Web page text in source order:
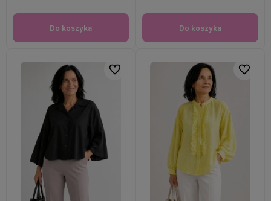
Do koszyka Do koszyka
Do ulubionych Do